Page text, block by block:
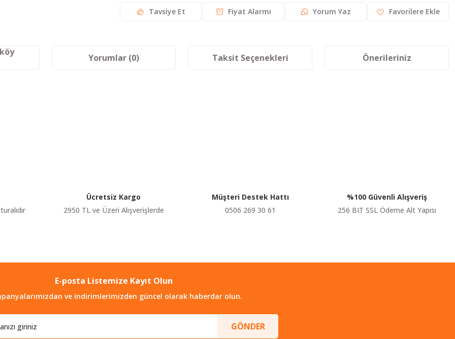
Tavsiye Et Fiyat Alarmı Yorum Yaz
Yorumlar (0) Taksit Seçenekleri Önerileriniz
Gönder
Ücretsiz Kargo
2950 TL ve Üzeri Alışverişlerde
Müşteri Destek Hattı
0506 269 30 61
%100 Güvenli Alışveriş
256 BIT SSL Ödeme Alt Yapısı
E-posta Listemize Kayıt Olun
ve indirimlerimizden güncel olarak haberdar olun.
GÖNDER